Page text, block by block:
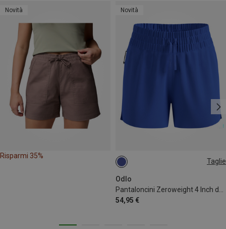
Novità
Risparmi 35%
Novità
Taglie
Odlo
54,95 €
XS